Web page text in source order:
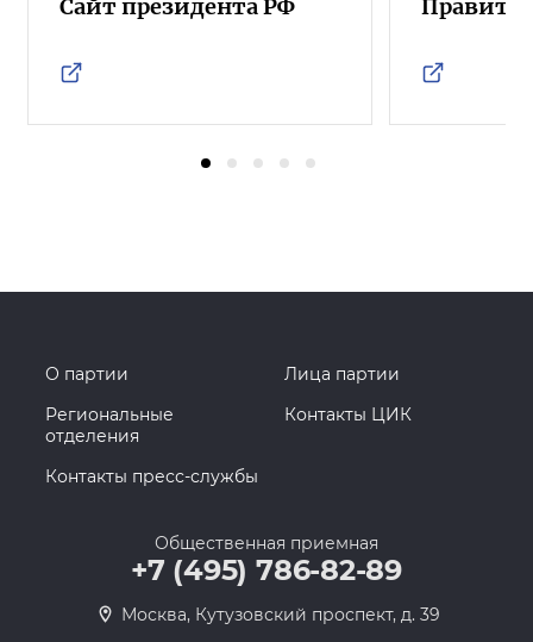
Сайт президента РФ
О партии
Лица партии
Региональные
отделения
Контакты ЦИК
Контакты пресс-службы
Общественная приемная
+7 (495) 786-82-89
Москва, Кутузовский проспект, д. 39